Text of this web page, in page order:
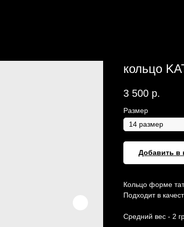
кольцо
3 500 р.
Размер
Добавить в
Кольцо форме
Подходит в
Средний вес - 2